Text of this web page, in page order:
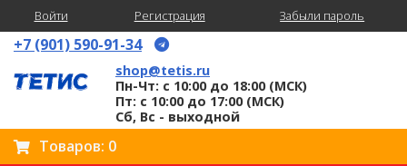
Войти Регистрация Забыли пароль
+7 (901) 590-91-34
shop@tetis.ru
Пн-Чт: с 10:00 до 18:00 (МСК)
Пт: с 10:00 до 17:00 (МСК)
Сб, Вс - выходной
Товаров: 0